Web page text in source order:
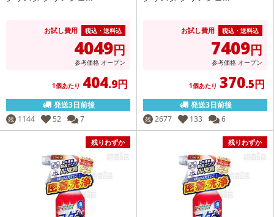
お試し費用 税込・送料込
4049円
参考価格 オープン
1個あたり 404.9円
発送3日前後
残 1144 52 7
お試し費用 税込・送料込
7409円
参考価格 オープン
1個あたり 370.5円
発送3日前後
残 2677 133 6
残りわずか 残りわずか